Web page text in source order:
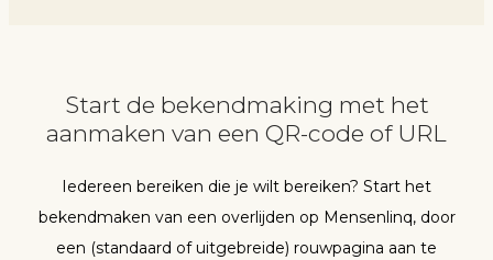
Start de bekendmaking met het
aanmaken van een QR-code of URL
Iedereen bereiken die je wilt bereiken? Start het
bekendmaken van een overlijden op Mensenlinq, door
een (standaard of uitgebreide) rouwpagina aan te